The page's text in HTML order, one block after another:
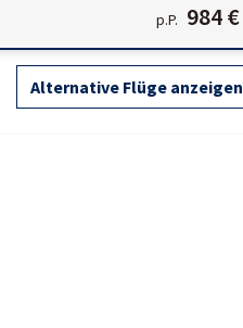
p.P. 984 €
Alternative Flüge anzeigen